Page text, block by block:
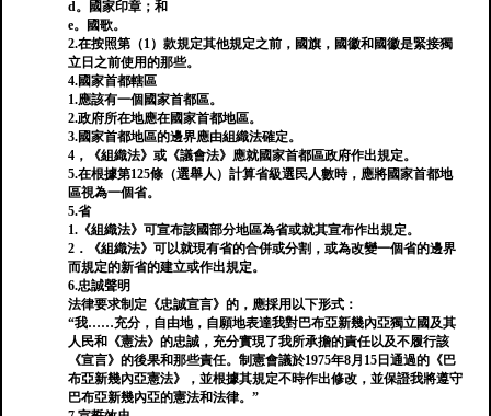
d。國家印章；和
e。國歌。
2.在按照第（1）款規定其他規定之前，國旗，國徽和國徽是緊接獨
立日之前使用的那些。
4.國家首都轄區
1.應該有一個國家首都區。
2.政府所在地應在國家首都地區。
3.國家首都地區的邊界應由組織法確定。
4，《組織法》或《議會法》應就國家首都區政府作出規定。
5.在根據第125條（選舉人）計算省級選民人數時，應將國家首都地
區視為一個省。
5.省
1.《組織法》可宣布該國部分地區為省或就其宣布作出規定。
2．《組織法》可以就現有省的合併或分割，或為改變一個省的邊界
而規定的新省的建立或作出規定。
6.忠誠聲明
法律要求制定《忠誠宣言》的，應採用以下形式：
“我……充分，自由地，自願地表達我對巴布亞新幾內亞獨立國及其
人民和《憲法》的忠誠，充分實現了我所承擔的責任以及不履行該
《宣言》的後果和那些責任。制憲會議於1975年8月15日通過的《巴
布亞新幾內亞憲法》，並根據其規定不時作出修改，並保證我將遵守
巴布亞新幾內亞的憲法和法律。”